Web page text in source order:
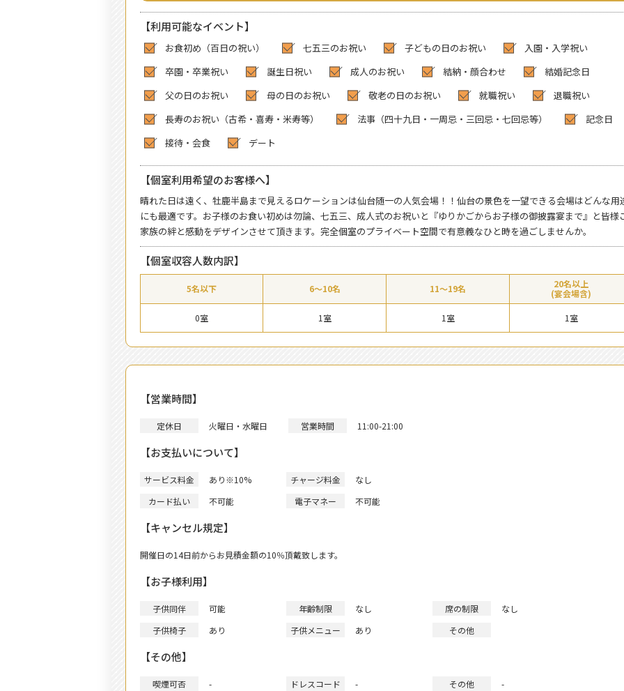
【利用可能なイベント】
お食初め（百日の祝い） 七五三のお祝い 子どもの日のお祝い
入園・入学祝い
卒園・卒業祝い
誕生日祝い 成人のお祝い 結納・顔合わせ
結婚記念日
父の日のお祝い
母の日のお祝い 敬老の日のお祝い 就職祝い
退職祝い
長寿のお祝い（古希・喜寿・米寿等）
法事（四十九日・一周忌・三回忌・七回忌等）
記念日
接待・会食
デート
【個室利用希望のお客様へ】
晴れた日は遠く、牡鹿半島まで見えるロケーションは仙台随一の人気会場！！仙台の景色を一望できる会場はどんな用
にも最適です。お子様のお食い初めは勿論、七五三、成人式のお祝いと『ゆりかごからお子様の御披露宴まで』と皆様
家族の絆と感動をデザインさせて頂きます。完全個室のプライベート空間で有意義なひと時を過ごしませんか。
【個室収容人数内訳】
5名以下 6～10名 11～19名
20名以上
(宴会場含)
0室 1室 1室 1室
【営業時間】
定休日 火曜日・水曜日 営業時間 11:00-21:00
【お支払いについて】
サービス料金 あり※10% チャージ料金
なし
カード払い
不可能 電子マネー 不可能
【キャンセル規定】
開催日の14日前からお見積金額の10％頂戴致します。
【お子様利用】
子供同伴 可能 年齢制限 なし 席の制限
なし
子供椅子
あり 子供メニュー あり その他
【その他】
喫煙可否 - ドレスコード - その他 -